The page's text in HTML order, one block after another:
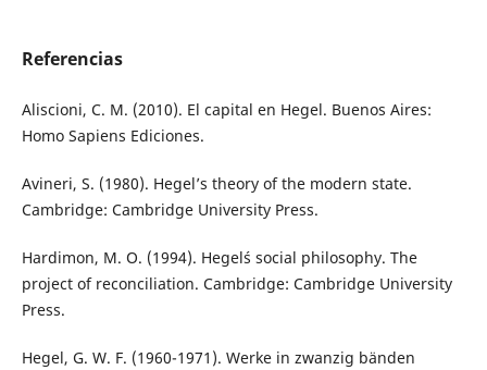
Referencias
Aliscioni, C. M. (2010). El capital en Hegel. Buenos Aires:
Homo Sapiens Ediciones.
Avineri, S. (1980). Hegel’s theory of the modern state.
Cambridge: Cambridge University Press.
Hardimon, M. O. (1994). Hegel´s social philosophy. The
project of reconciliation. Cambridge: Cambridge University
Press.
Hegel, G. W. F. (1960-1971). Werke in zwanzig bänden